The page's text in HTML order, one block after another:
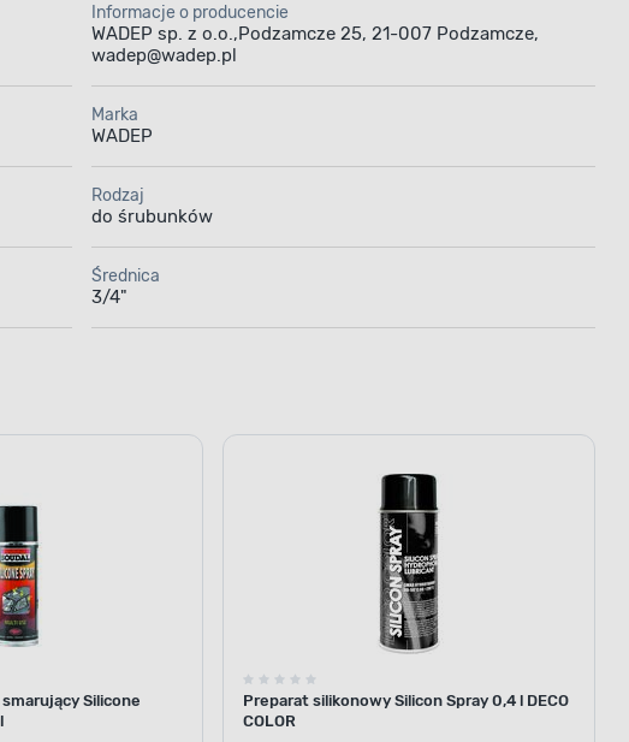
Informacje o producencie
WADEP sp. z o.o.,Podzamcze 25, 21-007 Podzamcze,
wadep@wadep.pl
Marka
WADEP
Rodzaj
do śrubunków
Średnica
3/4"
Silicone
Preparat silikonowy Silicon Spray 0,4 l DECO
COLOR